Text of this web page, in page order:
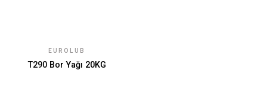
EUROLUB
T290 Bor Yağı 20KG